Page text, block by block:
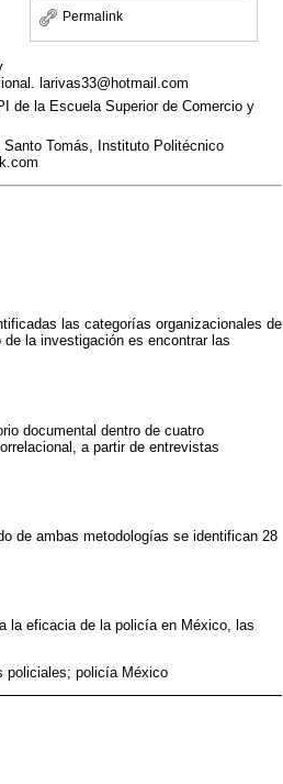
Permalink
larivas33@hotmail.com
de la Escuela Superior de Comercio y
Tomás, Instituto Politécnico
las categorías organizacionales de
la investigación es encontrar las
documental dentro de cuatro
a partir de entrevistas
de ambas metodologías se identifican 28
la eficacia de la policía en México, las
policiales; policía México